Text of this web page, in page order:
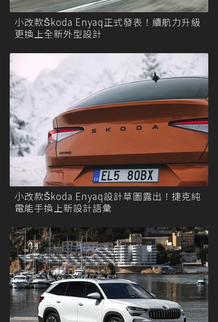
小改款Škoda Enyaq正式發表！續航力升級
更換上全新外型設計
小改款Škoda Enyaq設計草圖露出！捷克純
電能手換上新設計語彙